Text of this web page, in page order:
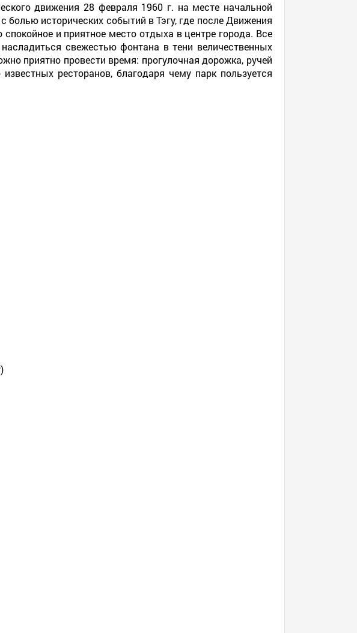
движения 28 февраля 1960 г. на месте начальной
исторических событий в Тэгу, где после Движения
и приятное место отдыха в центре города. Все
свежестью фонтана в тени величественных
приятно провести время: прогулочная дорожка, ручей
ресторанов, благодаря чему парк пользуется